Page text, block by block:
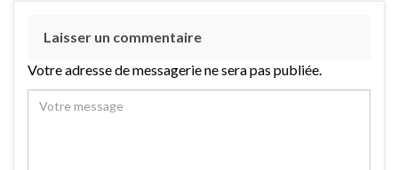
Laisser un commentaire
Votre adresse de messagerie ne sera pas publiée.